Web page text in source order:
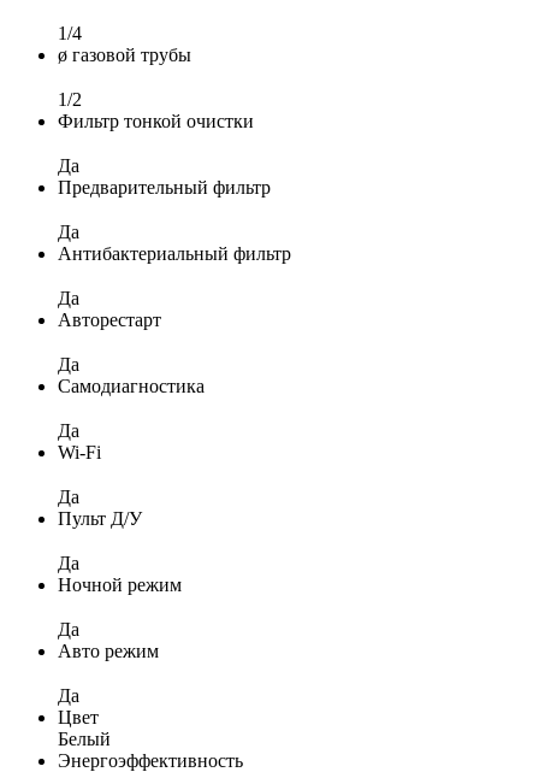
1/4
ø газовой трубы
1/2
Фильтр тонкой очистки
Да
Предварительный фильтр
Да
Антибактериальный фильтр
Да
Авторестарт
Да
Самодиагностика
Да
Wi-Fi
Да
Пульт Д/У
Да
Ночной режим
Да
Авто режим
Да
Цвет
Белый
Энергоэффективность